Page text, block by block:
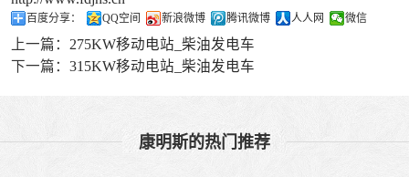
百度分享： QQ空间 新浪微博 腾讯微博 人人网 微信
上一篇： 275KW移动电站_柴油发电车
下一篇： 315KW移动电站_柴油发电车
康明斯的热门推荐